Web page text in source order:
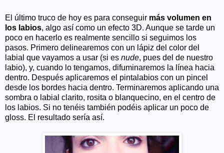
El último truco de hoy es para conseguir más volumen en
los labios, algo así como un efecto 3D. Aunque se tarde un
poco en hacerlo es realmente sencillo si seguimos los
pasos. Primero delinearemos con un lápiz del color del
labial que vayamos a usar (si es nude, pues del de nuestro
labio), y, cuando lo tengamos, difuminaremos la línea hacia
dentro. Después aplicaremos el pintalabios con un pincel
desde los bordes hacia dentro. Terminaremos aplicando una
sombra o labial clarito, rosita o blanquecino, en el centro de
los labios. Si no tenéis también podéis aplicar un poco de
gloss. El resultado sería así.